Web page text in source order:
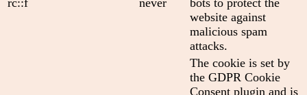
website against
malicious spam
attacks.
The cookie is set by
the GDPR Cookie
Consent plugin and is